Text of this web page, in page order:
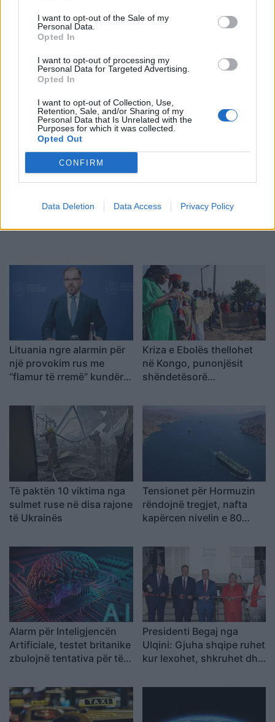
I want to opt-out of the Sale of my
Personal Data.
Opted In
I want to opt-out of processing my
Personal Data for Targeted Advertising.
Opted In
I want to opt-out of Collection, Use,
Retention, Sale, and/or Sharing of my
Personal Data that Is Unrelated with the
Purposes for which it was collected.
Opted Out
CONFIRM
Data Deletion Data Access Privacy Policy
Shtuarmë21.05.2026 11:54
Tags:
, shendetesia ,
Lushnjes
Lituania ngre alarmin për
një provokim rus me
“flamur të rremë” kundër
Kriza e Ebolës thellohet
në Kongo, punonjësit
shëndetësorë
Të paktën 10 viktima nga
sulmet ruse në disa rajone
të Ukrainës
Tensionet për Hormuzin
rëndojnë tregjet, nafta
kapërcen nivelin e 80
Alarm për Inteligjencën
Artificiale, testet britanike
zbulojnë tentativa për të
Presidenti Begaj nga
Ulqini: Gjuha shqipe ruhet
kur lexohet, shkruhet dhe